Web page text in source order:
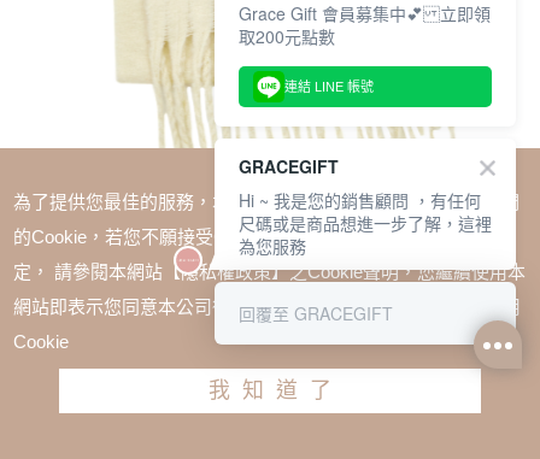
Care Bears-幽默小熊純色流蘇仿羊絨圍巾 杏
為了提供您最佳的服務，本網站會在您的電腦中放置並取用我們
的Cookie，若您不願接受Cookie時應如何變更電腦的Cookie設
定， 請參閱本網站【隱私權政策】之Cookie聲明，您繼續使用本
網站即表示您同意本公司得按本網站使用條款之Cookie聲明使用
Cookie
我知道了
Grace Gift 會員募集中💕 立即領
取200元點數
連結 LINE 帳號
GRACEGIFT
Hi ~ 我是您的銷售顧問 ，有任何
尺碼或是商品想進一步了解，這裡
為您服務
回覆至 GRACEGIFT